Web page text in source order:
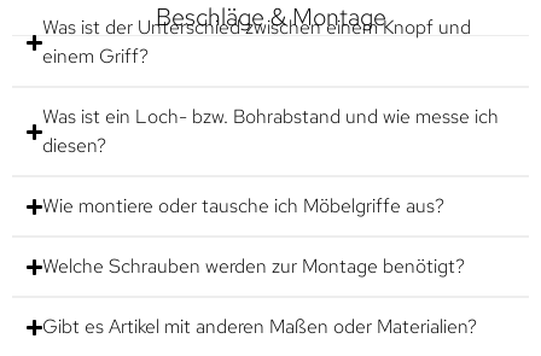
Beschläge & Montage
Was ist der Unterschied zwischen einem Knopf und
einem Griff?
Was ist ein Loch- bzw. Bohrabstand und wie messe ich
diesen?
Wie montiere oder tausche ich Möbelgriffe aus?
Welche Schrauben werden zur Montage benötigt?
Gibt es Artikel mit anderen Maßen oder Materialien?